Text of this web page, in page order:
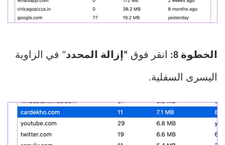
الخطوة 8: انقر فوق “إزالة المحدد” في الزاوية
اليسرى السفلية.